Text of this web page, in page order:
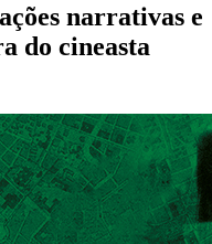
narrativas e
do cineasta